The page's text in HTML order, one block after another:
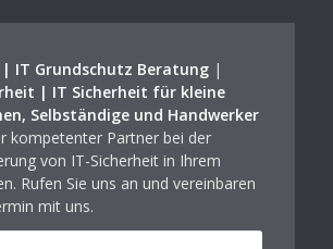
IT Grundschutz Beratung|
| IT Sicherheit für kleine
Selbständige und Handwerker
kompetenter Partner bei der
von IT-Sicherheit in Ihrem
Rufen Sie uns an und vereinbaren
mit uns.